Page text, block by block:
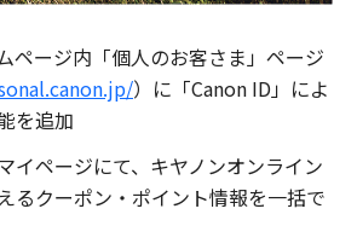
ページ内「個人のお客さま」ページ
）に「Canon ID」によ
を追加
イページにて、キヤノンオンライン
るクーポン・ポイント情報を一括で